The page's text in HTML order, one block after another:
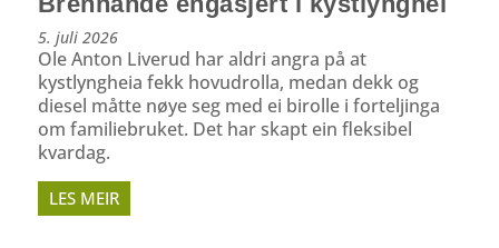
5. juli 2026
Ole Anton Liverud har aldri angra på at
kystlyngheia fekk hovudrolla, medan dekk og
diesel måtte nøye seg med ei birolle i forteljinga
om familiebruket. Det har skapt ein fleksibel
kvardag.
LES MEIR